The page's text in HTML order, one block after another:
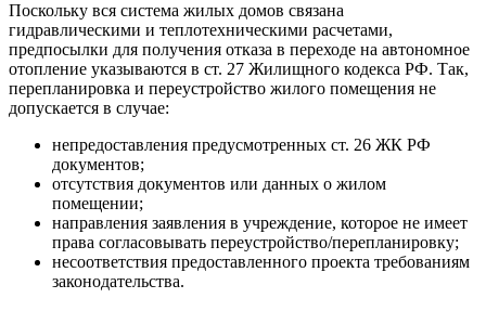
Поскольку вся система жилых домов связана
гидравлическими и теплотехническими расчетами,
предпосылки для получения отказа в переходе на автономное
отопление указываются в ст. 27 Жилищного кодекса РФ. Так,
перепланировка и переустройство жилого помещения не
допускается в случае:
непредоставления предусмотренных ст. 26 ЖК РФ
документов;
отсутствия документов или данных о жилом
помещении;
направления заявления в учреждение, которое не имеет
права согласовывать переустройство/перепланировку;
несоответствия предоставленного проекта требованиям
законодательства.